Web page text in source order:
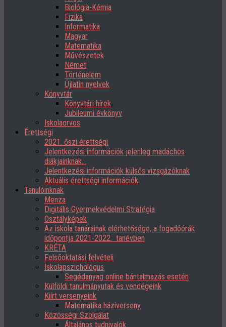
Biológia-Kémia
Fizika
Informatika
Magyar
Matematika
Művészetek
Német
Történelem
Újlatin nyelvek
Könyvtár
Könyvtári hírek
Jubileumi évkönyv
Iskolaorvos
Érettségi
2021. őszi érettségi
Jelentkezési információk jelenleg madáchos
diákjainknak…
Jelentkezési információk külsős vizsgázóknak
Aktuális érettségi információk
Tanulóinknak
Menza
Digitális Gyermekvédelmi Stratégia
Osztályképek
Az iskola tanárainak elérhetősége, a fogadóórák
időpontja 2021-2022. tanévben
KRÉTA
Felsőoktatási felvételi
Iskolapszichológus
Segédanyag online bántalmazás esetén
Külföldi tanulmányutak és vendégeink
Kiírt versenyeink
Matematika háziverseny
Közösségi Szolgálat
Általános tudnivalók